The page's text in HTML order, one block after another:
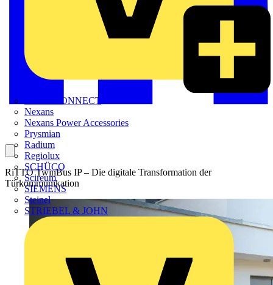
METZ CONNECT
Nexans
Nexans Power Accessories
Prysmian
Radium
Regiolux
SCHÜCO
Scireum
SIEMENS
Steinel
STRIEBEL & JOHN
RiTTO TwinBus IP – Die digitale Transformation der
Türkommunikation